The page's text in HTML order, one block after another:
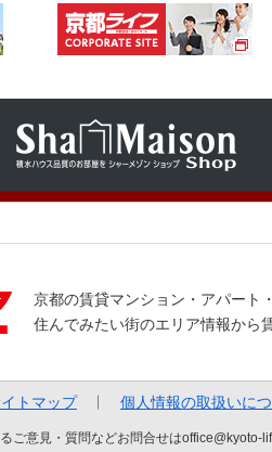
京都の賃貸マンション・アパート
住んでみたい街のエリア情報から
トマップ 個人情報の取扱いに
ご意見・質問などお問合せは